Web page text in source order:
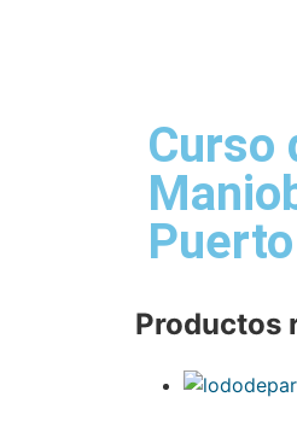
Curso
Puerto
Productos